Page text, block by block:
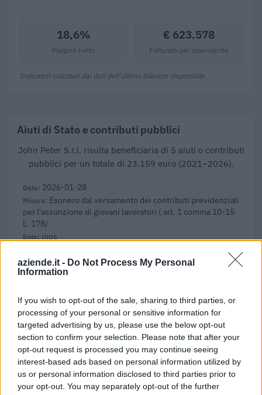
aziende.it - Do Not Process My Personal
Information
If you wish to opt-out of the sale, sharing to third parties, or
processing of your personal or sensitive information for
targeted advertising by us, please use the below opt-out
section to confirm your selection. Please note that after your
opt-out request is processed you may continue seeing
interest-based ads based on personal information utilized by
us or personal information disclosed to third parties prior to
your opt-out. You may separately opt-out of the further
18,6%
Margine netto
€ 623.578
Fatturato per dipendente
Indicatori calcolati dai dati dell'ultimo bilancio disponibile.
Aiuti di Stato e contributi pubblici
John Peter S.r.l. risulta beneficiaria di 5 aiuti o contributi
pubblici per un totale di 23.159 euro (2021–2026).
2026-01-28
Esonero dal versamento dei contributi previdenziali
per l'assunzione di giovani lavoratori ( art. 1 comma 10-15
L. 178/
inps
2025-02-03
per l'assunzione di giovani lavoratori ( art. 1 comma 10-15
L. 178/
inps
2.382 euro
2023-05-30
Contributo a fondo perduto [e modifiche ai sensi
della decisione SA. 62668 e decisione C(2022) 171 final)